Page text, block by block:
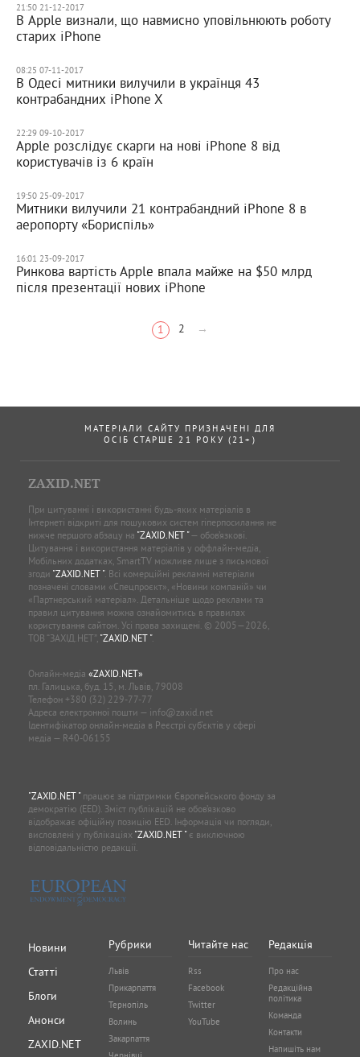
21:50 21-12-2017
В Apple визнали, що навмисно уповільнюють роботу
старих iPhone
08:25 07-11-2017
В Одесі митники вилучили в українця 43
контрабандних iPhone X
22:29 09-10-2017
Apple розслідує скарги на нові iPhone 8 від
користувачів із 6 країн
19:50 25-09-2017
Митники вилучили 21 контрабандний iPhone 8 в
аеропорту «Бориспіль»
16:01 23-09-2017
Ринкова вартість Apple впала майже на $50 млрд
після презентації нових iPhone
1 2 →
МАТЕРІАЛИ САЙТУ ПРИЗНАЧЕНІ ДЛЯ
ОСІБ СТАРШЕ 21 РОКУ (21+)
ZAXID.NET
При цитуванні і використанні будь-яких матеріалів в
Інтернеті відкриті для пошукових систем гіперпосилання не
нижче першого абзацу на "ZAXID.NET "— обов’язкові.
Цитування і використання матеріалів у оффлайн-медіа,
Мобільних додатках, SmartTV можливе лише з письмової
згоди "ZAXID.NET ". Всі комерційні рекламні матеріали
позначені словами «Спецпроєкт», «Новини компаній» чи
«Партнерський матеріал». Детальніше щодо реклами та
правил цитування можна ознайомитись в правилах
користування сайтом. Усі права захищені. © 2005—2026,
ТОВ “ЗАХІД.НЕТ”, "ZAXID.NET ".
Онлайн-медіа «ZAXID.NET»
пл. Галицька, буд. 15, м. Львів, 79008
Телефон +380 (32) 229-77-77
Адреса електронної пошти — info@zaxid.net
Ідентифікатор онлайн-медіа в Реєстрі суб'єктів у сфері
медіа — R40-06155
"ZAXID.NET "працює за підтримки Європейського фонду за
демократію (EED). Зміст публікацій не обов’язково
відображає офіційну позицію EED. Інформація чи погляди,
висловлені у публікаціях "ZAXID.NET "є виключною
відповідальністю редакції.
Новини
Статті
Блоги
Анонси
ZAXID.NET
Рубрики
Львів
Прикарпаття
Тернопіль
Волинь
Закарпаття
Читайте нас
Rss
Facebook
Twitter
YouTube
Редакція
Про нас
Редакційна
політика
Команда
Контакти
Напишіть нам